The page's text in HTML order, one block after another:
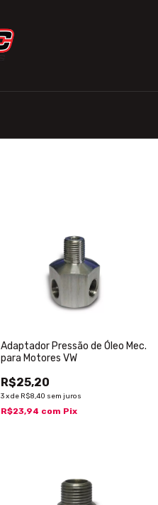
Adaptador Pressão de Óleo Mec.
para Motores VW
R$25,20
3xde R$8,40 sem juros
R$23,94 com Pix